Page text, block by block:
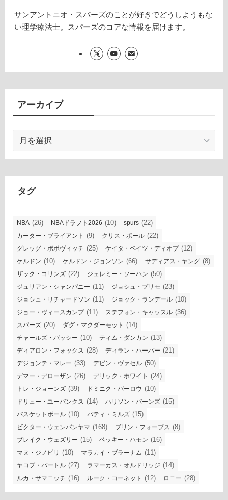
サンアントニオ・スパーズのことが好きでどうしようもな
い理学療法士。スパーズのコアな情報を届けます。
アーカイブ
カ
タグ
NBA (26) NBAドラフト2026 (10) spurs (22)
カーター・ブライアント (9) クリス・ポール (22)
グレッグ・ポポヴィッチ (25) ケイタ・ベイツ・ディオプ(12)
ケルドン (10) ケルドン・ジョンソン (66) サディアス・ヤング (8)
ザック・コリンズ (22) ジェレミー・ソーハン (50)
ジュリアン・シャンパニー (11) ジョシュ・プリモ (23)
ジョシュ・リチャードソン (11) ジョック・ランデール (10)
ジョー・ヴィースカンプ(11) ステフォン・キャッスル (36)
スパーズ (20) ダグ・マクダーモット (14)
チャールズ・バッシー (10) ティム・ダンカン (13)
ディアロン・フォックス (28) ディラン・ハーパー (21)
デジョンテ・マレー (33) デビン・ヴァセル (50)
デマー・デローザン (26) デリック・ホワイト (24)
トレ・ジョーンズ (39) ドミニク・バーロウ (10)
ドリュー・ユーバンクス (14) ハリソン・バーンズ (15)
バスケットボール (10) パティ・ミルズ (15)
ビクター・ウェンバンヤマ (168) ブリン・フォーブス (8)
ブレイク・ウェズリー (15) ベッキー・ハモン (16)
マヌ・ジノビリ (10) マラカイ・ブラーナム (11)
ヤコブ・パートル (27) ラマーカス・オルドリッジ (14)
ルカ・サマニッチ (16) ルーク・コーネット (12) ロニー (28)